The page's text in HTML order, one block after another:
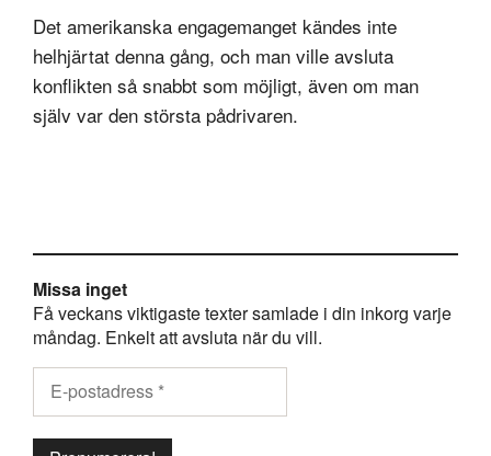
Det amerikanska engagemanget kändes inte
helhjärtat denna gång, och man ville avsluta
konflikten så snabbt som möjligt, även om man
själv var den största pådrivaren.
Missa inget
Få veckans viktigaste texter samlade i din inkorg varje
måndag. Enkelt att avsluta när du vill.